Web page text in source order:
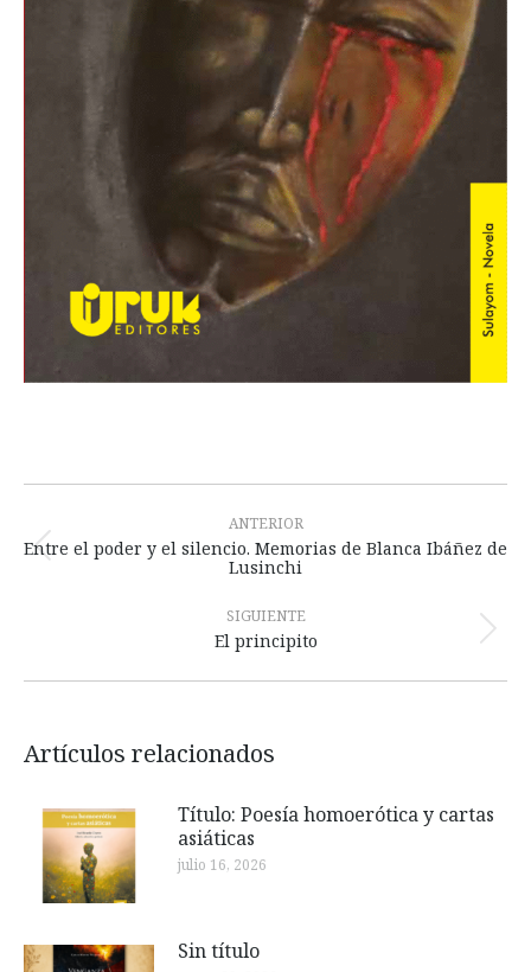
entre
publicaciones
ANTERIOR
Publicación
anterior:
Entre el poder y el silencio. Memorias de Blanca Ibáñez de
Lusinchi
SIGUIENTE
Publicación
El principito
Artículos relacionados
Título: Poesía homoerótica y cartas
asiáticas
julio 16, 2026
Sin título